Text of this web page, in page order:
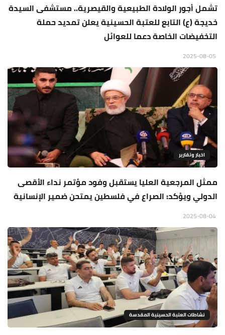
تشمل أجور الولادة الطبيعية والقيصرية.. مستشفى السيدة
خديجة (ع) التابع للعتبة الحسينية يعلن تمديد حملة
التخفيضات الخاصة دعما للعوائل
اخبار وتقارير
ممثل المرجعية العليا يستقبل وفود مؤتمر نداء الأقصى
الدولي ويؤكد: الصراع في فلسطين يمتحن ضمير الإنسانية
نشاطات العتبة الحسينية المقدسة